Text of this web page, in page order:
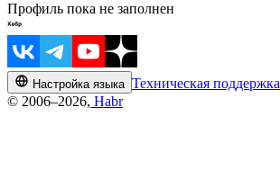
Профиль пока не заполнен
Настройка языка Техническая поддержка
© 2006–2026, Habr